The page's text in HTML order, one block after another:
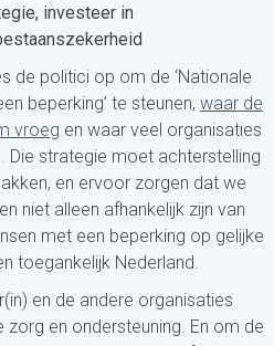
investeer in
de politici op om de ‘Nationale
beperking’ te steunen, waar de
vroeg en waar veel organisaties
Die strategie moet achterstelling
en ervoor zorgen dat we
niet alleen afhankelijk zijn van
met een beperking op gelijke
toegankelijk Nederland.
en de andere organisaties
en ondersteuning. En om de